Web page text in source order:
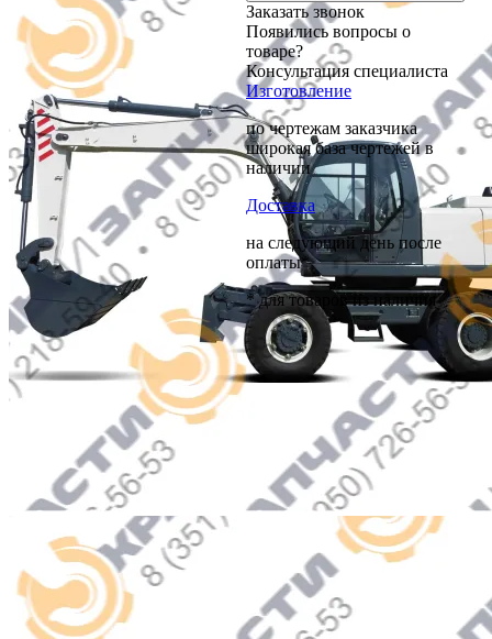
Заказать звонок
Появились вопросы о
товаре?
Консультация специалиста
Изготовление
по чертежам заказчика
широкая база чертежей в
наличии
Доставка
на следующий день после
оплаты*
* для товаров из наличия